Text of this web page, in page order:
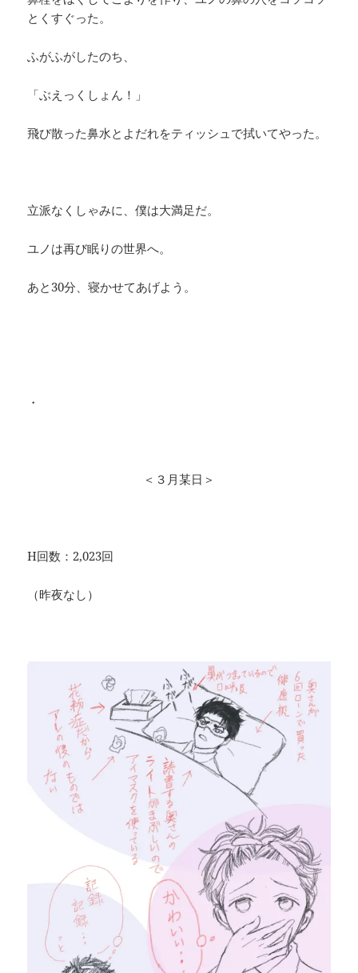
とくすぐった。
ふがふがしたのち、
「ぶえっくしょん！」
飛び散った鼻水とよだれをティッシュで拭いてやった。
立派なくしゃみに、僕は大満足だ。
ユノは再び眠りの世界へ。
あと30分、寝かせてあげよう。
・
＜３月某日＞
H回数：2,023回
（昨夜なし）